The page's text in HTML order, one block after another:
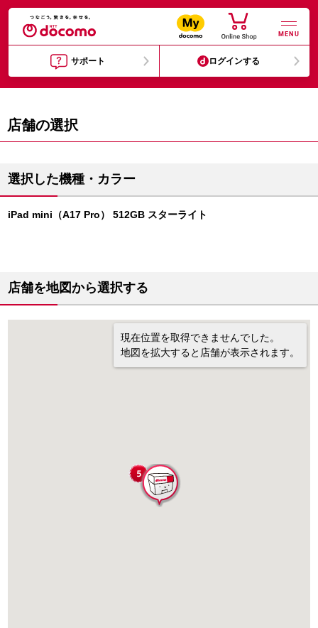
MENU
サポート ログインする
店舗の選択
選択した機種・カラー
iPad mini（A17 Pro） 512GB スターライト
店舗を地図から選択する
現在位置を取得できませんでした。
地図を拡大すると店舗が表示されます。